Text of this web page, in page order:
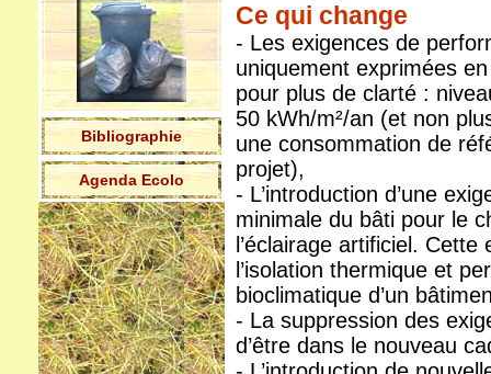
Bibliographie
Agenda Ecolo
Ce qui change
- Les exigences de
uniquement exprimées
pour plus de clarté :
50 kWh/m²/an (et non
une consommation de
projet),
- L’introduction d’une
minimale du bâti pour le
l’éclairage artificiel.
l’isolation thermique et
bioclimatique d’un
- La suppression des
d’être dans le nouveau